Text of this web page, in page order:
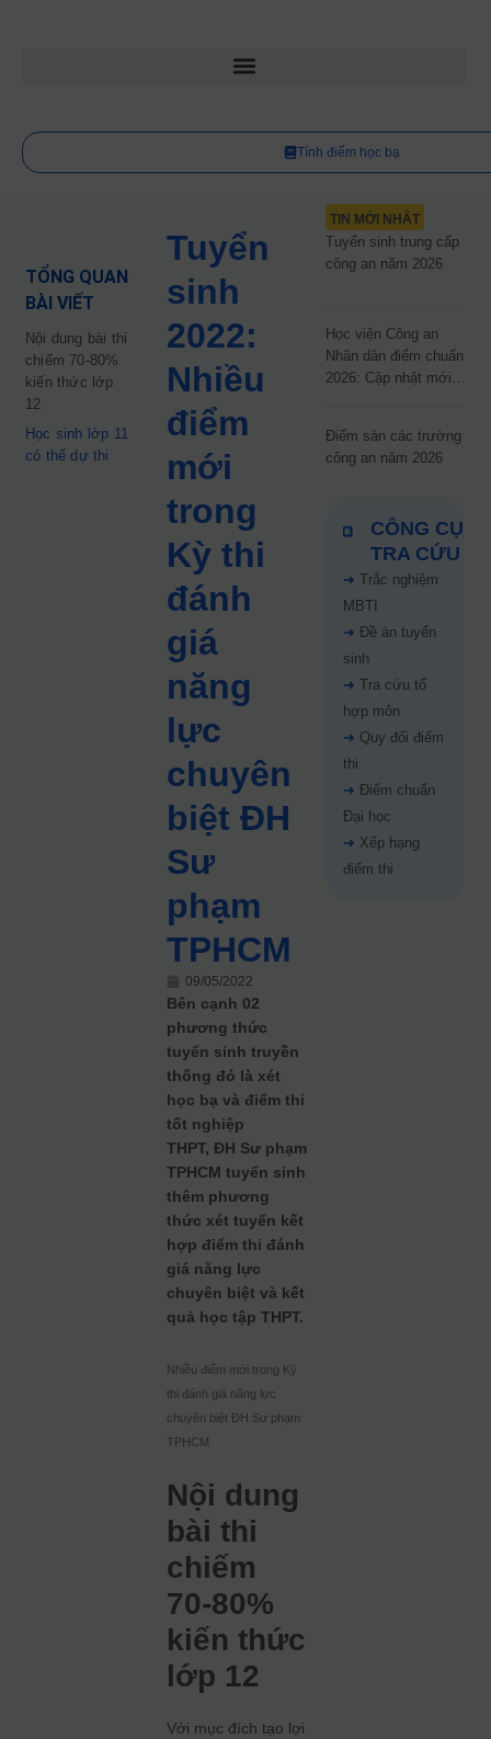
Tính điểm học bạ
TỔNG QUAN
BÀI VIẾT
Nội dung bài thi
chiếm 70-80%
kiến thức lớp
12
Học sinh lớp 11
có thể dự thi
Tuyển
sinh
2022:
Nhiều
điểm
mới
trong
Kỳ thi
đánh
giá
năng
lực
chuyên
biệt ĐH
Sư
phạm
TPHCM
09/05/2022
Bên cạnh 02
phương thức
tuyển sinh truyền
thống đó là xét
học bạ và điểm thi
tốt nghiệp
THPT, ĐH Sư phạm
TPHCM tuyển sinh
thêm phương
thức xét tuyển kết
hợp điểm thi đánh
giá năng lực
chuyên biệt và kết
quả học tập THPT.
Nhiều điểm mới trong Kỳ
thi đánh giá năng lực
chuyên biệt ĐH Sư phạm
TPHCM
Nội dung
bài thi
chiếm
70-80%
kiến thức
lớp 12
Với mục đích tạo lợi
TIN MỚI NHẤT
Tuyển sinh trung cấp
công an năm 2026
Học viện Công an
Nhân dân điểm chuẩn
2026: Cập nhật mới
Điểm sàn các trường
công an năm 2026
CÔNG CỤ
TRA CỨU
➜ Trắc nghiệm
MBTI
➜ Đề án tuyển
sinh
➜ Tra cứu tổ
hợp môn
➜ Quy đổi điểm
thi
➜ Điểm chuẩn
Đại học
➜ Xếp hạng
điểm thi